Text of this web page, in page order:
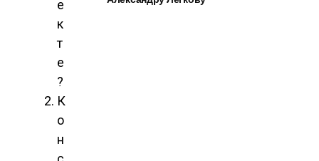
е
к
т
е
?
К
о
н